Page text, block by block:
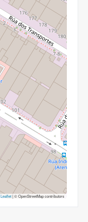
Leaflet|© OpenStreetMap contributors